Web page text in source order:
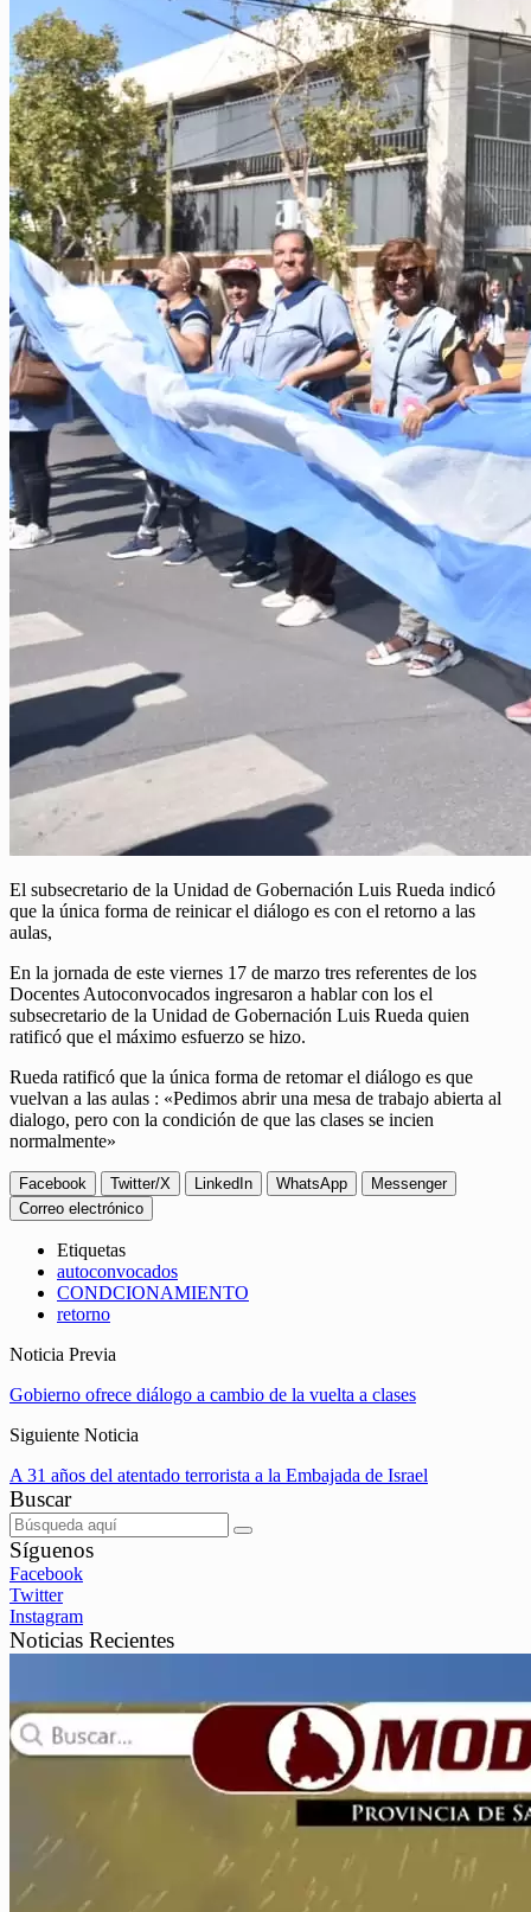
El subsecretario de la Unidad de Gobernación Luis Rueda indicó
que la única forma de reinicar el diálogo es con el retorno a las
aulas,
En la jornada de este viernes 17 de marzo tres referentes de los
Docentes Autoconvocados ingresaron a hablar con los el
subsecretario de la Unidad de Gobernación Luis Rueda quien
ratificó que el máximo esfuerzo se hizo.
Rueda ratificó que la única forma de retomar el diálogo es que
vuelvan a las aulas : «Pedimos abrir una mesa de trabajo abierta al
dialogo, pero con la condición de que las clases se incien
normalmente»
Facebook Twitter/X LinkedIn WhatsApp
Messenger
Correo electrónico
Etiquetas
autoconvocados
CONDCIONAMIENTO
retorno
Noticia Previa
Gobierno ofrece diálogo a cambio de la vuelta a clases
Siguiente Noticia
A 31 años del atentado terrorista a la Embajada de Israel
Buscar
Síguenos
Facebook
Twitter
Instagram
Noticias Recientes